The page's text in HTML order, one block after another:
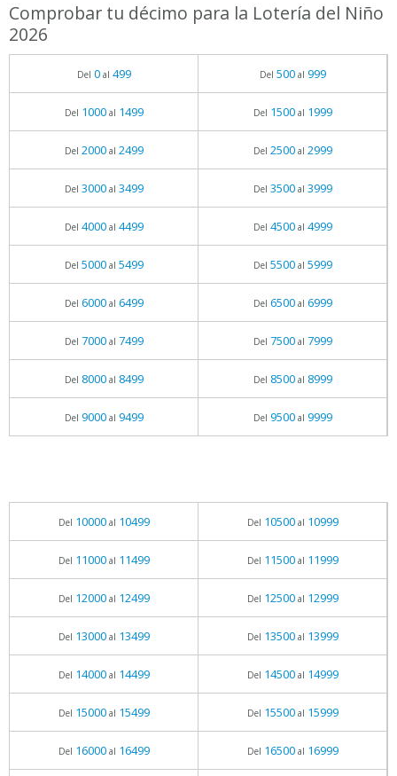
Comprobar tu décimo para la Lotería del Niño
2026
Del 0al 499 Del 500al 999
Del 1000al 1499 Del 1500al 1999
Del 2000al 2499 Del 2500al 2999
Del 3000al 3499 Del 3500al 3999
Del 4000al 4499 Del 4500al 4999
Del 5000al 5499 Del 5500al 5999
Del 6000al 6499 Del 6500al 6999
Del 7000al 7499 Del 7500al 7999
Del 8000al 8499 Del 8500al 8999
Del 9000al 9499 Del 9500al 9999
Del 10000al 10499 Del 10500al 10999
Del 11000al 11499 Del 11500al 11999
Del 12000al 12499 Del 12500al 12999
Del 13000al 13499 Del 13500al 13999
Del 14000al 14499 Del 14500al 14999
Del 15000al 15499 Del 15500al 15999
Del 16000al 16499 Del 16500al 16999